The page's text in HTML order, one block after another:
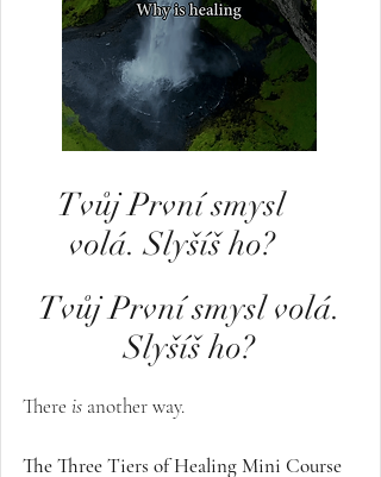
Tvůj První smysl
volá. Slyšíš ho?
Tvůj První smysl volá.
Slyšíš ho?
There is another way.
The Three Tiers of Healing Mini Course